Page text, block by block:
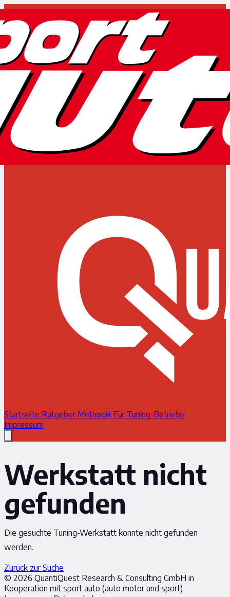
Startseite Ratgeber Methodik Für Tuning-Betriebe
Impressum
Werkstatt nicht
gefunden
Die gesuchte Tuning-Werkstatt konnte nicht gefunden
werden.
Zurück zur Suche
© 2026 QuantiQuest Research & Consulting GmbH in
Kooperation mit sport auto (auto motor und sport)